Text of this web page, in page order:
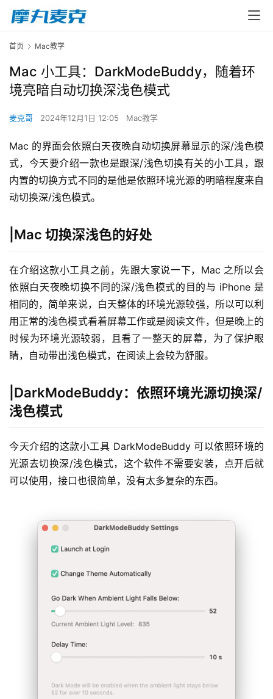
首页 Mac教学
Mac 小工具：DarkModeBuddy，随着环
境亮暗自动切换深浅色模式
麦克哥 2024年12月1日 12:05 Mac教学
Mac 的界面会依照白天夜晚自动切换屏幕显示的深/浅色模
式，今天要介绍一款也是跟深/浅色切换有关的小工具，跟
内置的切换方式不同的是他是依照环境光源的明暗程度来自
动切换深/浅色模式。
|Mac 切换深浅色的好处
在介绍这款小工具之前，先跟大家说一下，Mac 之所以会
依照白天夜晚切换不同的深/浅色模式的目的与 iPhone 是
相同的，简单来说，白天整体的环境光源较强，所以可以利
用正常的浅色模式看着屏幕工作或是阅读文件，但是晚上的
时候为环境光源较弱，且看了一整天的屏幕，为了保护眼
睛，自动带出浅色模式，在阅读上会较为舒服。
|DarkModeBuddy：依照环境光源切换深/
浅色模式
今天介绍的这款小工具 DarkModeBuddy 可以依照环境的
光源去切换深/浅色模式，这个软件不需要安装，点开后就
可以使用，接口也很简单，没有太多复杂的东西。